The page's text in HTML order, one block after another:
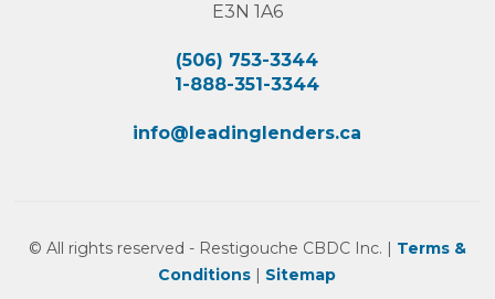
E3N 1A6
(506) 753-3344
1-888-351-3344
info@leadinglenders.ca
© All rights reserved - Restigouche CBDC Inc. | Terms &
Conditions
Sitemap